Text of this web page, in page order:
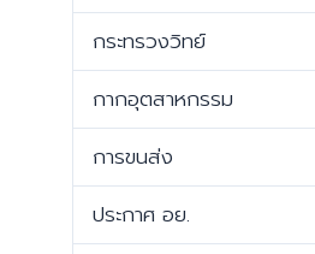
กระทรวงวิทย์
กากอุตสาหกรรม
การขนส่ง
ประกาศ อย.